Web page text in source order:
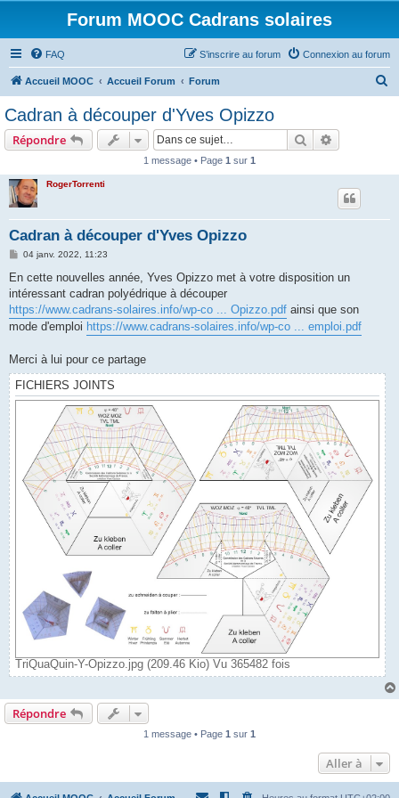
Forum MOOC Cadrans solaires
FAQ Connexion au forum
S’inscrire au forum
Accueil MOOC Accueil Forum Forum
Cadran à découper d'Yves Opizzo
Répondre Rechercher
1 message • Page 1 sur 1
RogerTorrenti
Cadran à découper d'Yves Opizzo
M
s
a
g
e
04 janv. 2022, 11:23
En cette nouvelles année, Yves Opizzo met à votre disposition un
intéressant cadran polyédrique à découper
https://www.cadrans-solaires.info/wp-co ... Opizzo.pdf ainsi que son
mode d'emploi https://www.cadrans-solaires.info/wp-co ... emploi.pdf
Merci à lui pour ce partage
FICHIERS JOINTS
TriQuaQuin-Y-Opizzo.jpg (209.46 Kio) Vu 365482 fois
Répondre
1 message • Page 1 sur 1
Aller à